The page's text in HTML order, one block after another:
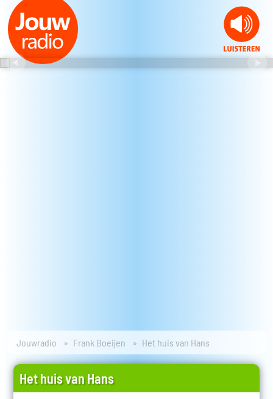
Jouwradio Frank Boeijen Het huis van Hans
Het huis van Hans